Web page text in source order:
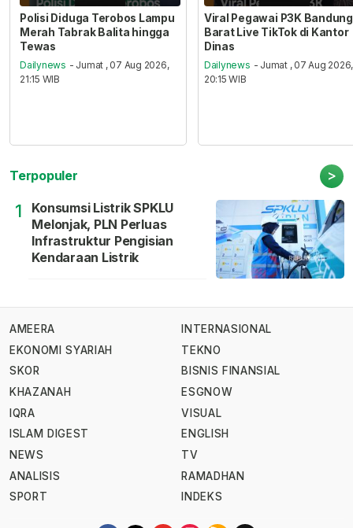
Polisi Diduga Terobos Lampu
Merah Tabrak Balita hingga
Tewas
Dailynews - Jumat , 07 Aug 2026,
21:15 WIB
Viral Pegawai P3K Bandung
Barat Live TikTok di Kantor
Dinas
Dailynews - Jumat , 07 Aug 2026,
20:15 WIB
Terpopuler >
1
Konsumsi Listrik SPKLU
Melonjak, PLN Perluas
Infrastruktur Pengisian
Kendaraan Listrik
AMEERA
EKONOMI SYARIAH
SKOR
KHAZANAH
IQRA
ISLAM DIGEST
NEWS
ANALISIS
SPORT
INTERNASIONAL
TEKNO
BISNIS FINANSIAL
ESGNOW
VISUAL
ENGLISH
TV
RAMADHAN
INDEKS